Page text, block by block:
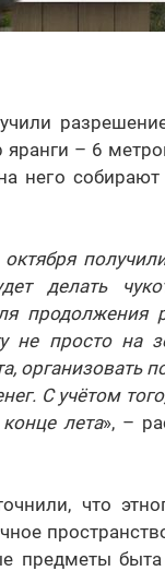
– 6
него
делать
не просто
организовать
С учётом
лета», –
что
предметы